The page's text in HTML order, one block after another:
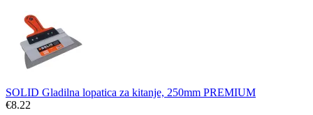
SOLID Gladilna lopatica za kitanje, 250mm PREMIUM
€8.22